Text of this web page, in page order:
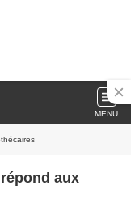
MENU
aux